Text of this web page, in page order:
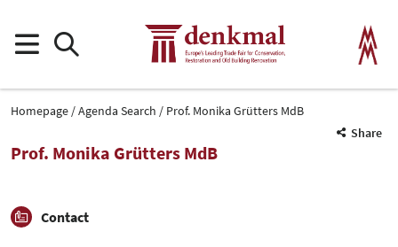
Homepage Agenda Search
Prof. Monika Grütters MdB
Share
Prof. Monika Grütters MdB
Contact